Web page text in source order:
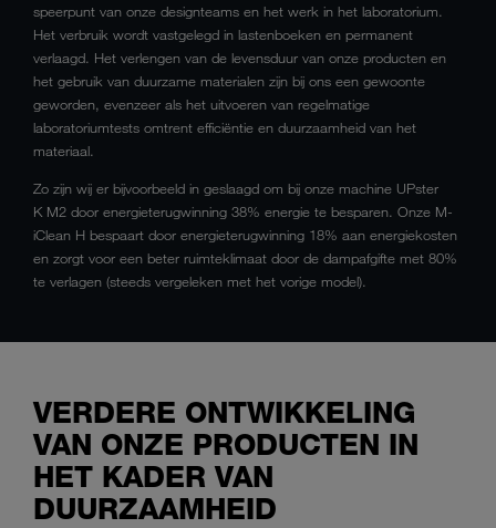
speerpunt van onze designteams en het werk in het laboratorium.
Het verbruik wordt vastgelegd in lastenboeken en permanent
verlaagd. Het verlengen van de levensduur van onze producten en
het gebruik van duurzame materialen zijn bij ons een gewoonte
geworden, evenzeer als het uitvoeren van regelmatige
laboratoriumtests omtrent efficiëntie en duurzaamheid van het
materiaal.
Zo zijn wij er bijvoorbeeld in geslaagd om bij onze machine UPster
K M2 door energieterugwinning 38% energie te besparen. Onze M-
iClean H bespaart door energieterugwinning 18% aan energiekosten
en zorgt voor een beter ruimteklimaat door de dampafgifte met 80%
te verlagen (steeds vergeleken met het vorige model).
VERDERE ONTWIKKELING
VAN ONZE PRODUCTEN IN
HET KADER VAN
DUURZAAMHEID